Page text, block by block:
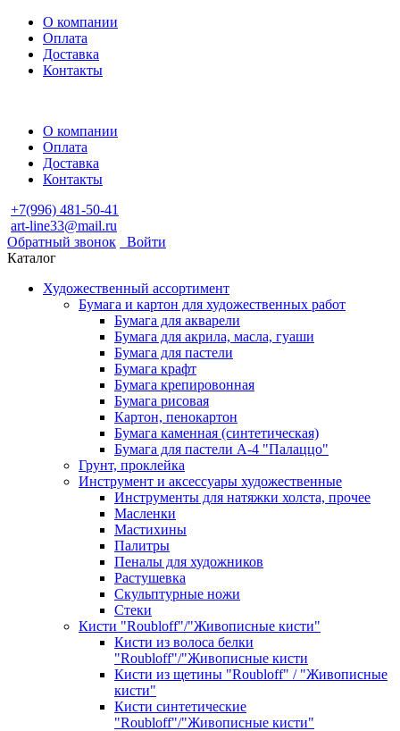
О компании
Оплата
Доставка
Контакты
О компании
Оплата
Доставка
Контакты
+7(996) 481-50-41
art-line33@mail.ru
Обратный звонок
Войти
Каталог
Художественный ассортимент
Бумага и картон для художественных работ
Бумага для акварели
Бумага для акрила, масла, гуаши
Бумага для пастели
Бумага крафт
Бумага крепировонная
Бумага рисовая
Картон, пенокартон
Бумага каменная (синтетическая)
Бумага для пастели А-4 "Палаццо"
Грунт, проклейка
Инструмент и аксессуары художественные
Инструменты для натяжки холста, прочее
Масленки
Мастихины
Палитры
Пеналы для художников
Растушевка
Скульптурные ножи
Стеки
Кисти "Roubloff"/"Живописные кисти"
Кисти из волоса белки
"Roubloff"/"Живописные кисти
Кисти из щетины "Roubloff" / "Живописные
кисти"
Кисти синтетические
"Roubloff"/"Живописные кисти"